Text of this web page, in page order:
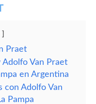
Praet
Van Praet
en Argentina
con Adolfo Van
Pampa